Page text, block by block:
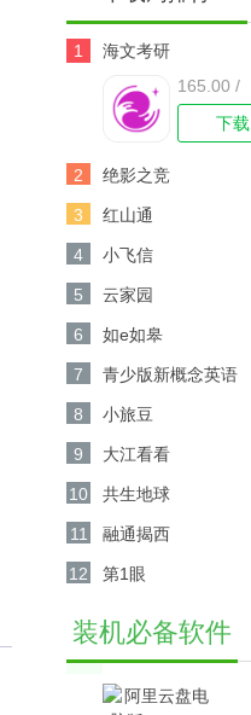
1
海文考研
165.00 /
下载
2 绝影之竞
3 红山通
4 小飞信
5 云家园
6 如e如皋
7 青少版新概念英语
8 小旅豆
9 大江看看
10 共生地球
11 融通揭西
12 第1眼
装机必备软件